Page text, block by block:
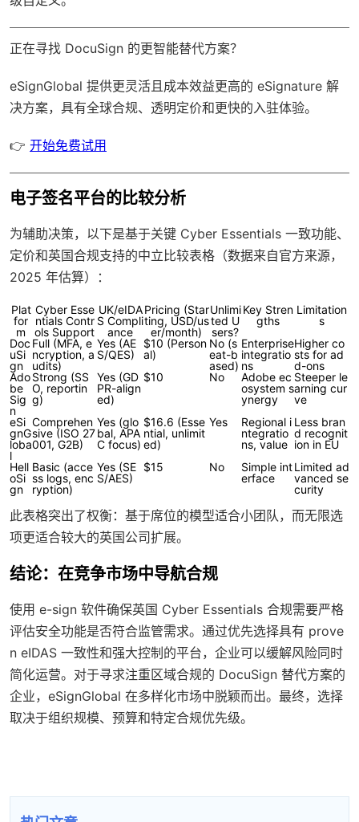
正在寻找 DocuSign 的更智能替代方案？
eSignGlobal 提供更灵活且成本效益更高的 eSignature 解
决方案，具有全球合规、透明定价和更快的入驻体验。
👉 开始免费试用
电子签名平台的比较分析
为辅助决策，以下是基于关键 Cyber Essentials 一致功能、
定价和英国合规支持的中立比较表格（数据来自官方来源，
2025 年估算）：
Plat
for
m
Cyber Esse
ntials Contr
ols Support
UK/eIDA
S Compli
ance
Pricing (Star
ting, USD/us
er/month)
Unlimi
ted U
sers?
Key Stren
gths
Limitation
s
Doc
uSi
gn
Full (MFA, e
ncryption, a
udits)
Yes (AE
S/QES)
$10 (Person
al)
No (s
eat-b
ased)
Enterprise
integratio
ns
Higher co
sts for ad
d-ons
Ado
be
Sig
n
Strong (SS
O, reportin
g)
Yes (GD
PR-align
ed)
$10 No
Adobe ec
osystem s
ynergy
Steeper le
arning cur
ve
eSi
gnG
loba
l
Comprehen
sive (ISO 27
001, G2B)
Yes (glo
bal, APA
C focus)
$16.6 (Esse
ntial, unlimit
ed)
Yes
Regional i
ntegratio
ns, value
Less bran
d recognit
ion in EU
Hell
oSi
gn
Basic (acce
ss logs, enc
ryption)
Yes (SE
S/AES)
$15 No
Simple int
erface
Limited ad
vanced se
curity
此表格突出了权衡：基于席位的模型适合小团队，而无限选
项更适合较大的英国公司扩展。
结论：在竞争市场中导航合规
使用 e-sign 软件确保英国 Cyber Essentials 合规需要严格
评估安全功能是否符合监管需求。通过优先选择具有 prove
n eIDAS 一致性和强大控制的平台，企业可以缓解风险同时
简化运营。对于寻求注重区域合规的 DocuSign 替代方案的
企业，eSignGlobal 在多样化市场中脱颖而出。最终，选择
取决于组织规模、预算和特定合规优先级。